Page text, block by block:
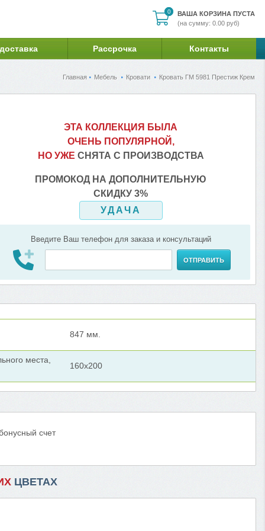
0
0
ВАША КОРЗИНА ПУСТА
(на сумму: 0.00 руб)
Рассрочка Контакты
Главная Мебель Кровати Кровать ГМ 5981 Престиж Крем
ЭТА КОЛЛЕКЦИЯ БЫЛА
ОЧЕНЬ ПОПУЛЯРНОЙ,
НО УЖЕ СНЯТА С ПРОИЗВОДСТВА
ПРОМОКОД НА ДОПОЛНИТЕЛЬНУЮ
СКИДКУ 3%
УДАЧА
Введите Ваш телефон для заказа и консультаций
ОТПРАВИТЬ
847 мм.
места,
160x200
счет
ЦВЕТАХ